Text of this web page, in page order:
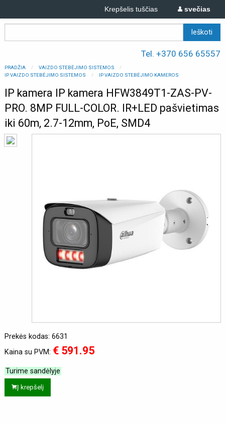
svečias
Krepšelis tuščias
Tel. +370 656 65557
PRADŽIA
VAIZDO STEBĖJIMO SISTEMOS
IP VAIZDO STEBĖJIMO SISTEMOS
IP VAIZDO STEBĖJIMO KAMEROS
IP kamera IP kamera HFW3849T1-ZAS-PV-
PRO. 8MP FULL-COLOR. IR+LED pašvietimas
iki 60m, 2.7-12mm, PoE, SMD4
Prekės kodas: 6631
Kaina su PVM: € 591.95
Turime sandėlyje
Į krepšelį